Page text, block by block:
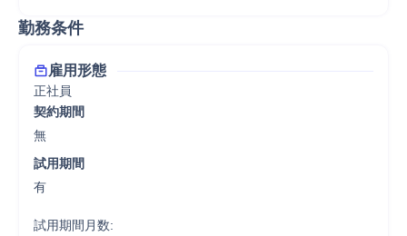
勤務条件
雇用形態
正社員
契約期間
無
試用期間
有
試用期間月数: